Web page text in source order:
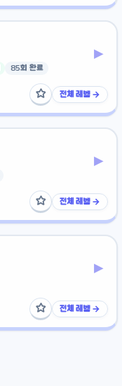
85회 완료
▸
☆즐겨찾기에 추가
전체 레벨 →
▸
☆즐겨찾기에 추가
전체 레벨 →
▸
☆즐겨찾기에 추가
전체 레벨 →